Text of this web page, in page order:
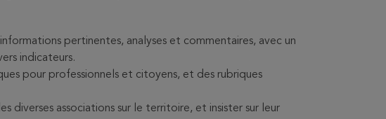
pertinentes, analyses et commentaires, avec un
indicateurs.
pour professionnels et citoyens, et des rubriques
diverses associations sur le territoire, et insister sur leur